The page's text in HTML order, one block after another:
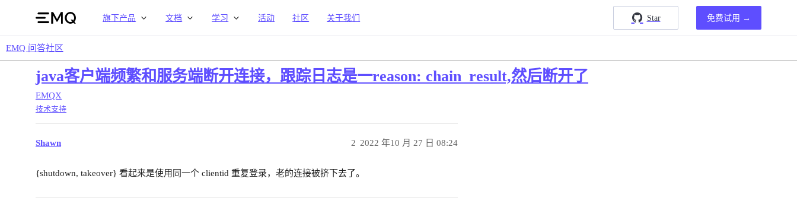
旗下产品 文档 学习 活动 社区 关于我们 Star 免费试用 →
EMQ 问答社区
java客户端频繁和服务端断开连接，跟踪日志是一reason: chain_result,然后断开了
EMQX
技术支持
Shawn 2022 年10 月 27 日 08:24
2
{shutdown, takeover} 看起来是使用同一个 clientid 重复登录，老的连接被挤下去了。